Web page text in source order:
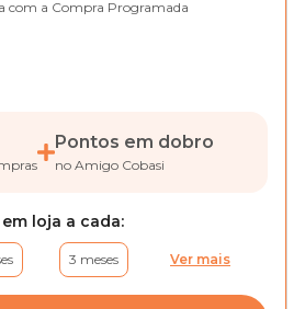
com a Compra Programada
Pontos em dobro
no Amigo Cobasi
loja a cada:
3 meses Ver mais